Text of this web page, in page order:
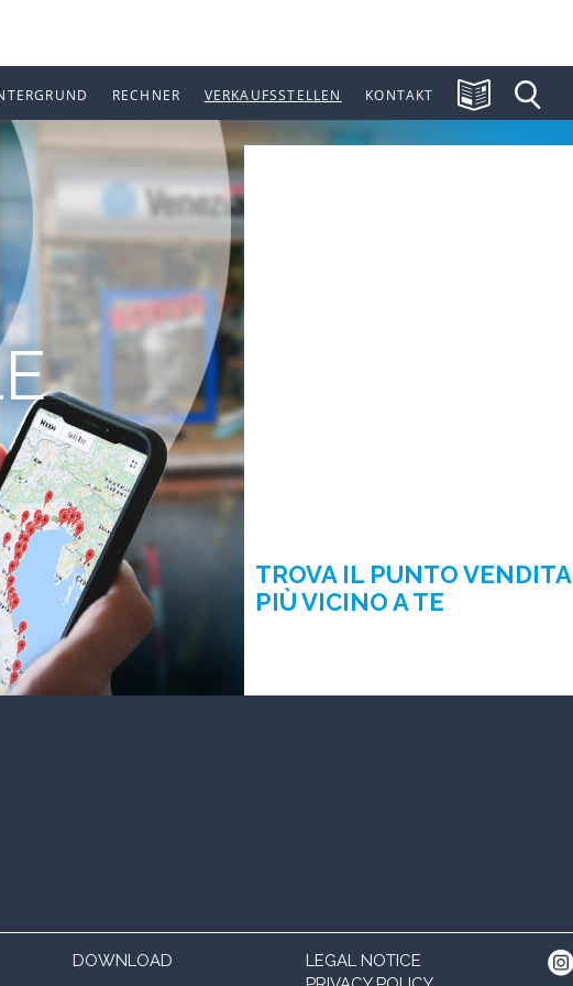
RECHNER VERKAUFSSTELLEN KONTAKT
TROVA IL PUNTO VENDITA
PIÙ VICINO A TE
DOWNLOAD
LEGAL NOTICE